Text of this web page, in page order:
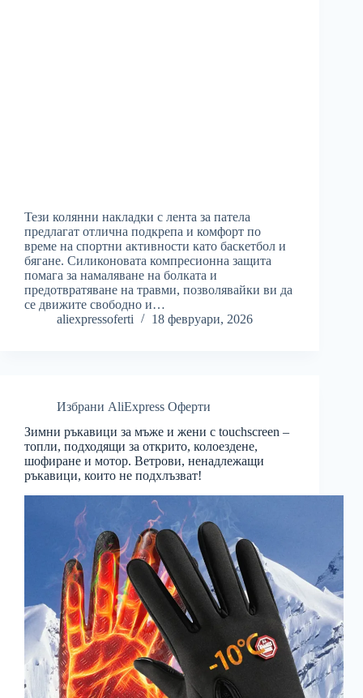
Тези колянни накладки с лента за патела
предлагат отлична подкрепа и комфорт по
време на спортни активности като баскетбол и
бягане. Силиконовата компресионна защита
помага за намаляване на болката и
предотвратяване на травми, позволявайки ви да
се движите свободно и…
aliexpressoferti
18 февруари, 2026
Избрани AliExpress Оферти
Зимни ръкавици за мъже и жени с touchscreen –
топли, подходящи за открито, колоездене,
шофиране и мотор. Ветрови, ненадлежащи
ръкавици, които не подхлъзват!